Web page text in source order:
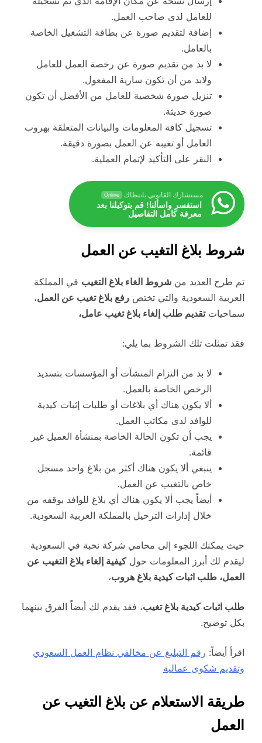
للعامل لدى صاحب العمل.
إضافة لتقديم صورة عن بطاقة التشغيل الخاصة
بالعامل.
لا بد من تقديم صورة عن رخصة العمل للعامل
ولابد من أن تكون سارية المفعول.
تنزيل صورة شخصية للعامل من الأفضل أن تكون
صورة حديثة.
تسجيل كافة المعلومات والبيانات المتعلقة بهروب
العامل أو تغيبه عن العمل بصورة دقيقة.
النقر على التأكيد لإتمام العملية.
مستشارك القانوني بانتظاك Online
استفسر واسألنا! قم بتوكيلنا بعد
معرفة كامل التفاصيل
شروط بلاغ التغيب عن العمل
تم طرح العديد من شروط الغاء بلاغ التغيب في المملكة
العربية السعودية والتي تختص رفع بلاغ تغيب عن العمل،
سماحياتتقديم طلب إلغاء بلاغ تغيب عامل،
فقد تمثلت تلك الشروط بما يلي:
لا بد من التزام المنشآت أو المؤسسات بتسديد
الرخص الخاصة بالعمل.
ألا يكون هناك أي بلاغات أو طلبات إثبات كيدية
للوافد لدى مكاتب العمل.
يجب أن تكون الحالة الخاصة بمنشأة العميل غير
قائمة.
ينبغي ألا يكون هناك أكثر من بلاغ واحد مسجل
خاص بالتغيب عن العمل.
أيضاً يجب ألا يكون هناك أي بلاغ للوافد بوقفه من
خلال إدارات الترحيل بالمملكة العربية السعودية.
حيث يمكنك اللجوء إلى محامي شركة نخبة في السعودية
ليقدم لك أبرز المعلومات حولكيفية إلغاء بلاغ التغيب عن
العمل، طلب اثبات كيدية بلاغ هروب،
طلب اثبات كيدية بلاغ تغيب، فقد يقدم لك أيضاً الفرق بينهما
بكل توضيح.
اقرأ أيضاً: رقم التبليغ عن مخالفي نظام العمل السعودي
وتقديم شكوى عمالية
طريقة الاستعلام عن بلاغ التغيب عن
العمل